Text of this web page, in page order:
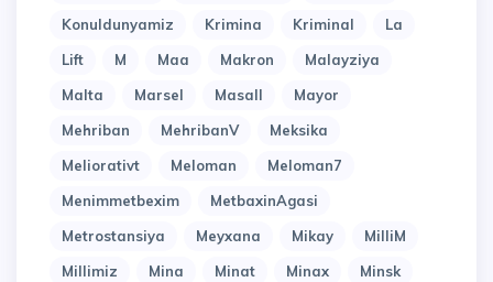
Konuldunyamiz
Krimina Kriminal
La
Lift
M Maa Makron
Malayziya
Malta
Marsel Masall
Mayor
Mehriban
MehribanV
Meksika
Meliorativt
Meloman
Meloman7
Menimmetbexim
MetbaxinAgasi
Metrostansiya
Meyxana Mikay
MilliM
Millimiz
Mina Minat Minax
Minsk